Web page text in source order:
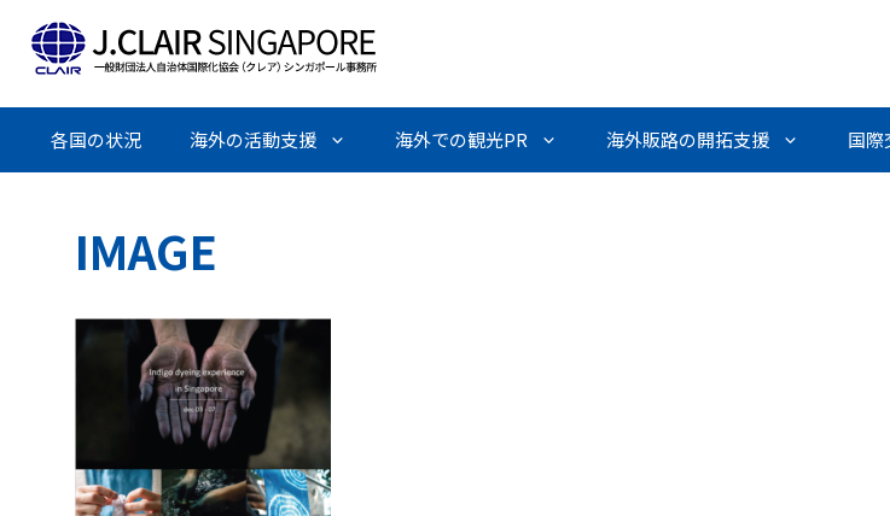
content
各国の状況 海外の活動支援 海外での観光PR 海外販路の開拓支援 国際
IMAGE